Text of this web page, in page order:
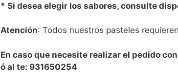
* Si desea elegir los sabores, consulte
Atención: Todos nuestros pasteles
En caso que necesite realizar el pedido
ó al te: 931650254